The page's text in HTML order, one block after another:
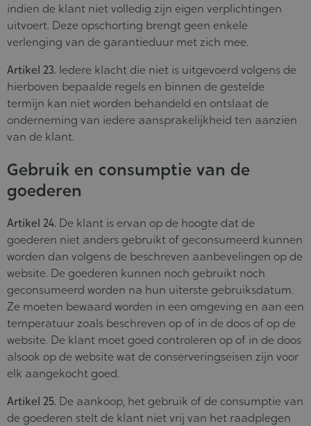
indien de klant niet volledig zijn eigen verplichtingen
uitvoert. Deze opschorting brengt geen enkele
verlenging van de garantieduur met zich mee.
Artikel 23. Iedere klacht die niet is uitgevoerd volgens de
hierboven bepaalde regels en binnen de gestelde
termijn kan niet worden behandeld en ontslaat de
onderneming van iedere aansprakelijkheid ten aanzien
van de klant.
Gebruik en consumptie van de
goederen
Artikel 24. De klant is ervan op de hoogte dat de
goederen niet anders gebruikt of geconsumeerd kunnen
worden dan volgens de beschreven aanbevelingen op de
website. De goederen kunnen noch gebruikt noch
geconsumeerd worden na hun uiterste gebruiksdatum.
Ze moeten bewaard worden in een omgeving en aan een
temperatuur zoals beschreven op of in de doos of op de
website. De klant moet goed controleren op of in de doos
alsook op de website wat de conserveringseisen zijn voor
elk aangekocht goed.
Artikel 25. De aankoop, het gebruik of de consumptie van
de goederen stelt de klant niet vrij van het raadplegen